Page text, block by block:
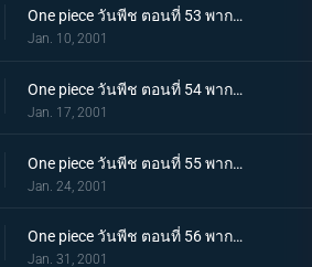
One piece วันพีช ตอนที่ 53 พากย์ไทย เปิดฉากตำนาน! มุ่งสู่แกรนด์ไลน์!
Jan. 10, 2001
One piece วันพีช ตอนที่ 54 พากย์ไทย ลางสังหรณ์แห่งการผจญภัยครั้งใหม่ สาวน้อยปริศนาอาปิส
Jan. 17, 2001
One piece วันพีช ตอนที่ 55 พากย์ไทย สิ่งมีชีวิตแห่งปาฏิหาริย์ ความลับของอาปิส และเกาะแห่งความลับ
Jan. 24, 2001
One piece วันพีช ตอนที่ 56 พากย์ไทย เอริกโจมตี! การหลบหนีจากเกาะเรือรบ!
Jan. 31, 2001